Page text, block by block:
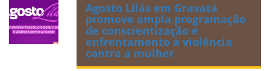
Agosto Lilás em Gravatá
promove ampla programação
de conscientização e
enfrentamento à violência
contra a mulher